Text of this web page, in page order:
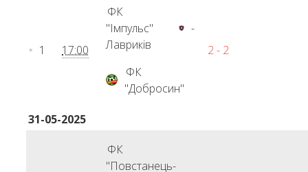
1 17:00
ФК
"Імпульс"
Лавриків
-
ФК
"Добросин"
2 - 2
31-05-2025
ФК
"Повстанець-